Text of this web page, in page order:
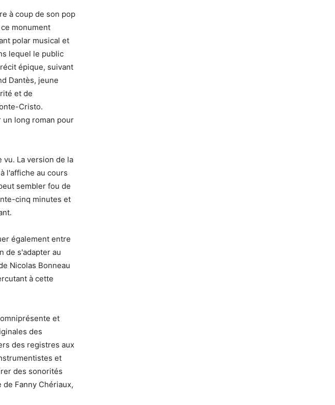
à coup de son pop
monument
polar musical et
lequel le public
épique, suivant
Dantès, jeune
et de
Cristo.
long roman pour
vu. La version de la
l'affiche au cours
sembler fou de
cinq minutes et
également entre
de s'adapter au
Nicolas Bonneau
à cette
et
des
des registres aux
et
des sonorités
Fanny Chériaux,